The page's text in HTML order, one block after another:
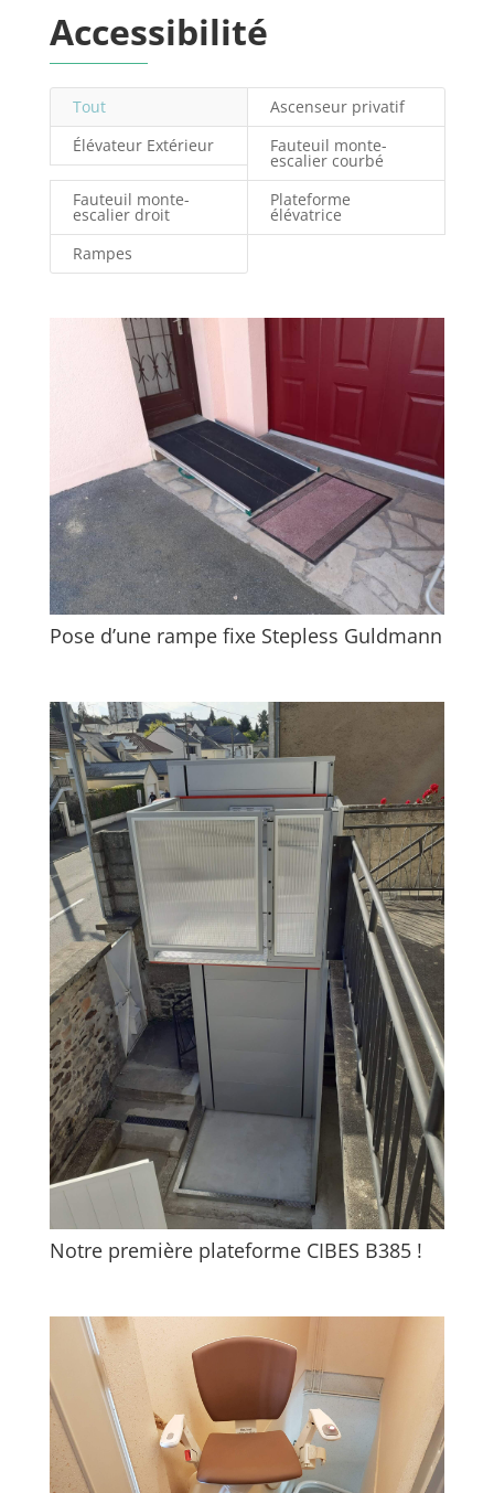
Accessibilité
Tout
Ascenseur privatif
Élévateur Extérieur
Fauteuil monte-
escalier courbé
Fauteuil monte-
escalier droit
Plateforme
élévatrice
Rampes
Pose d’une rampe fixe Stepless Guldmann
Notre première plateforme CIBES B385 !